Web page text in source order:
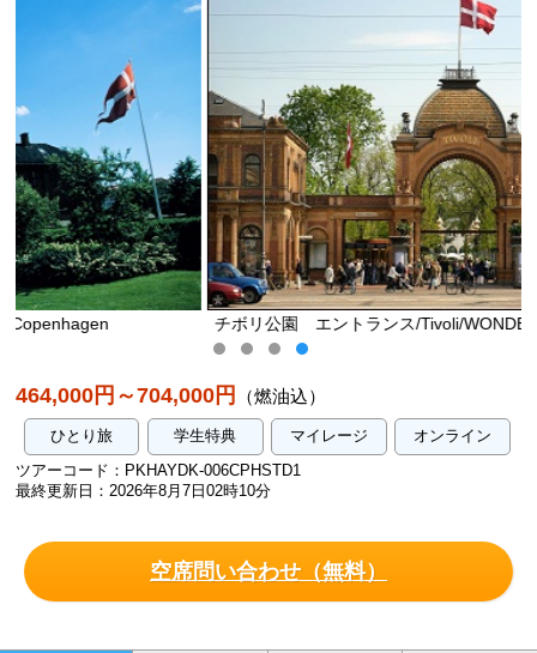
チボリ公園 エントランス/Tivoli/WONDERFUL
464,000円～704,000円 （燃油込）
ひとり旅 学生特典 マイレージ
オンライン
ツアーコード：PKHAYDK-006CPHSTD1
最終更新日：2026年8月7日02時10分
空席問い合わせ（無料）